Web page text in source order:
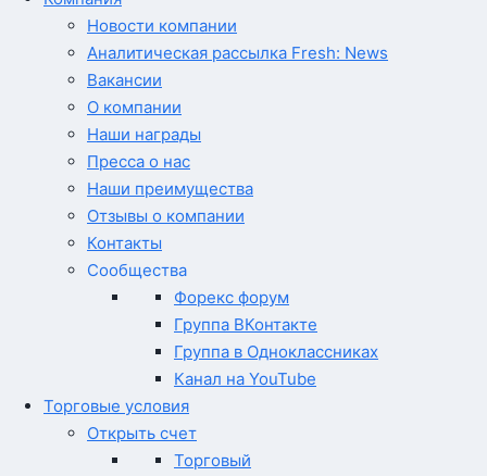
Новости компании
Аналитическая рассылка Fresh: News
Вакансии
О компании
Наши награды
Пресса о нас
Наши преимущества
Отзывы о компании
Контакты
Сообщества
Форекс форум
Группа ВКонтакте
Группа в Одноклассниках
Канал на YouTube
Торговые условия
Открыть счет
Торговый